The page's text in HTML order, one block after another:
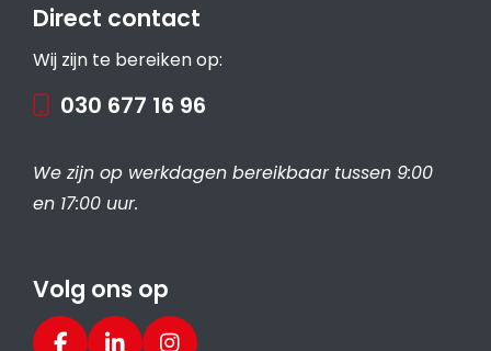
Direct contact
Wij zijn te bereiken op:
030 677 16 96
We zijn op werkdagen bereikbaar tussen 9:00
en 17:00 uur.
Volg ons op